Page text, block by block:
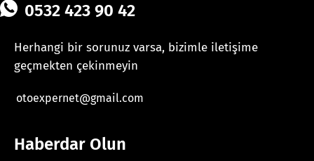
0532 423 90 42
Herhangi bir sorunuz varsa, bizimle iletişime
geçmekten çekinmeyin
otoexpernet@gmail.com
Haberdar Olun